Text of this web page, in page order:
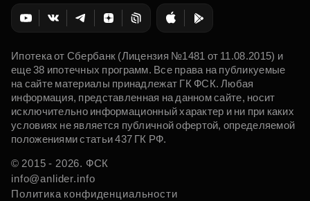
Ипотека от Сбербанк (Лицензия №1481 от 11.08.2015) и
еще 38 ипотечных программ. Все права на публикуемые
на сайте материалы принадлежат ГК ФСК. Любая
информация, представленная на данном сайте, носит
исключительно информационный характер и ни при каких
условиях не является публичной офертой, определяемой
положениями статьи 437 ГК РФ.
© 2015 - 2026. ФСК
info@anlider.info
Политика конфиденциальности